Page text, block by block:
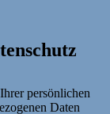
persönlichen
Daten